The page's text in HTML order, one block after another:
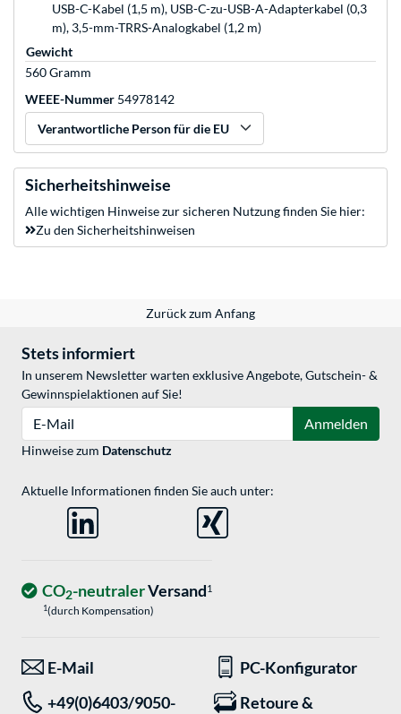
USB-C-Kabel (1,5 m), USB-C-zu-USB-A-Adapterkabel (0,3
m), 3,5-mm-TRRS-Analogkabel (1,2 m)
Gewicht
560 Gramm
WEEE-Nummer 54978142
Verantwortliche Person für die EU
Sicherheitshinweise
Alle wichtigen Hinweise zur sicheren Nutzung finden Sie hier:
Zu den Sicherheitshinweisen
Zurück zum Anfang
Stets informiert
In unserem Newsletter warten exklusive Angebote, Gutschein- &
Gewinnspielaktionen auf Sie!
Anmelden
Hinweise zum Datenschutz
Aktuelle Informationen finden Sie auch unter:
CO2-neutralerVersand1
1(durch Kompensation)
E-Mail
PC-Konfigurator
+49(0)6403/9050-
Retoure &